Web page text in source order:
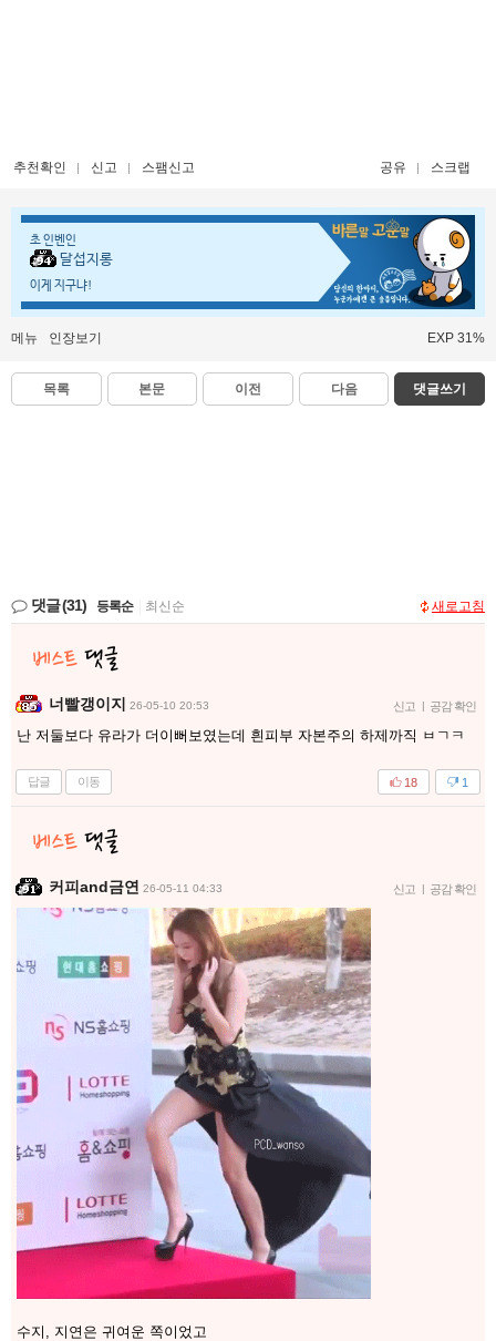
추천확인 신고 스팸신고 공유 스크랩
초 인벤인
달섭지롱
이게 지구냐!
메뉴 인장보기 EXP 31%
목록 본문 이전 다음 댓글쓰기
댓글(31) 등록순 최신순 새로고침
너빨갱이지 26-05-10 20:53 신고 | 공감 확인
난 저둘보다 유라가 더이뻐보였는데 흰피부 자본주의 하제까직 ㅂㄱㅋ
답글 이동 1
18
커피and금연 26-05-11 04:33 신고 | 공감 확인
수지, 지연은 귀여운 쪽이었고